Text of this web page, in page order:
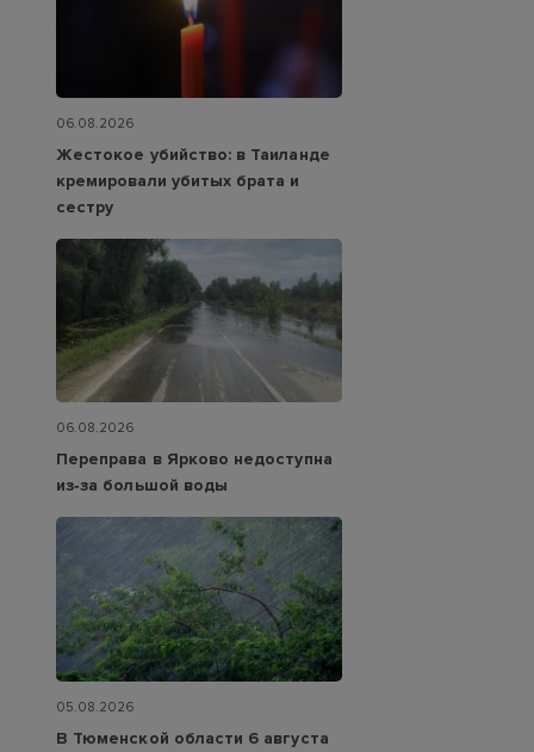
06.08.2026
Жестокое убийство: в Таиланде
кремировали убитых брата и
сестру
06.08.2026
Переправа в Ярково недоступна
из‑за большой воды
05.08.2026
В Тюменской области 6 августа